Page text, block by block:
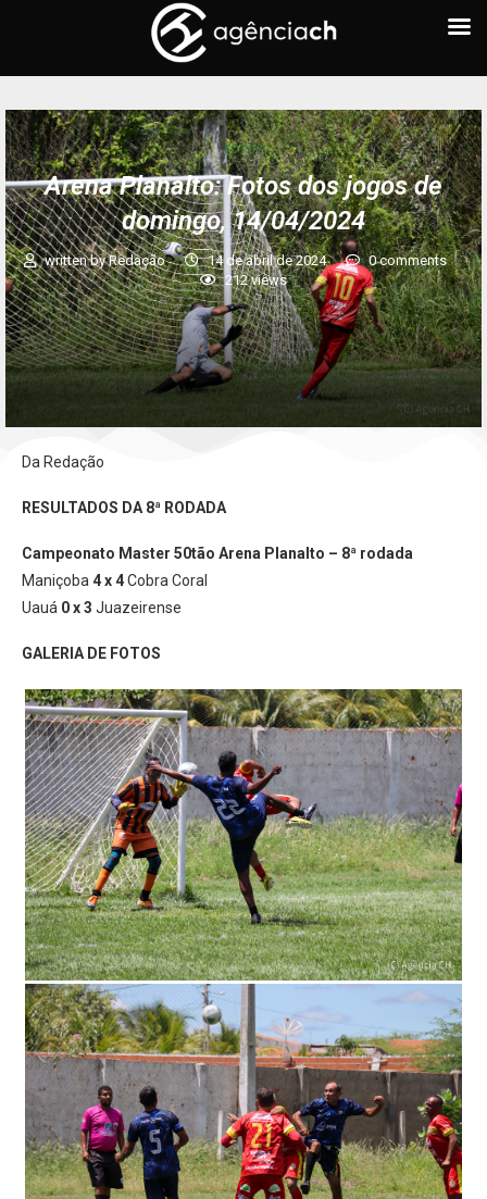
FOTOS
Arena Planalto: Fotos dos jogos de
domingo, 14/04/2024
written byRedação 14 de abril de 2024
0 comments
212views
Da Redação
RESULTADOS DA 8ª RODADA
Campeonato Master 50tão Arena Planalto – 8ª rodada
Maniçoba 4 x 4Cobra Coral
Uauá 0 x 3 Juazeirense
GALERIA DE FOTOS